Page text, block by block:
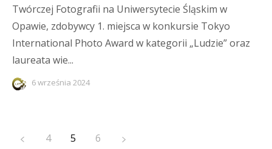
Twórczej Fotografii na Uniwersytecie Śląskim w
Opawie, zdobywcy 1. miejsca w konkursie Tokyo
International Photo Award w kategorii „Ludzie” oraz
laureata wie...
6 września 2024
4 5 6